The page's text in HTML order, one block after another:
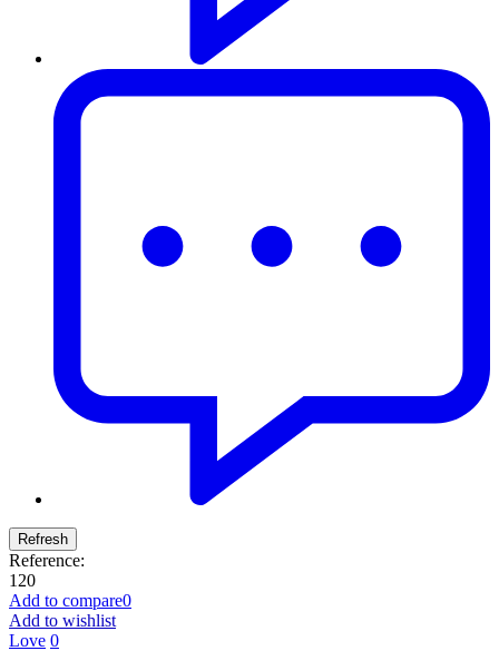
Reference:
120
Add to compare0
Add to wishlist
Love 0